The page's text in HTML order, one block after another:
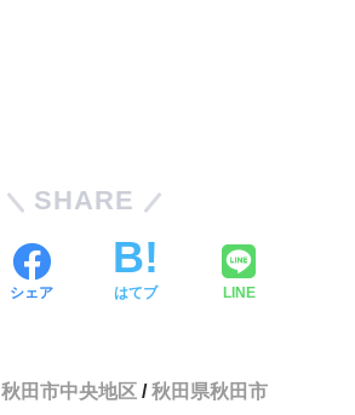
SHARE
シェア はてブ LINE
秋田市中央地区 秋田県秋田市